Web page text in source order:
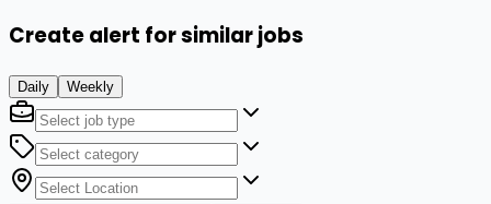
Create alert for similar jobs
Daily Weekly